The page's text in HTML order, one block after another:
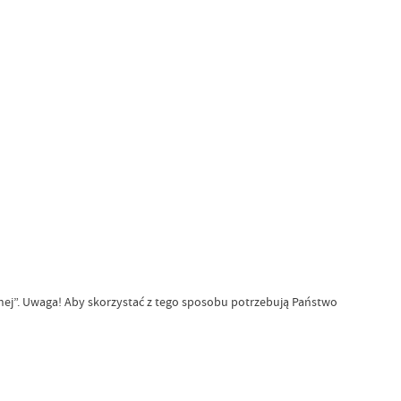
Uwaga! Aby skorzystać z tego sposobu potrzebują Państwo